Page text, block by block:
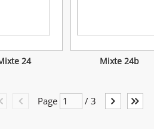
24 Mixte 24b
Page / 3